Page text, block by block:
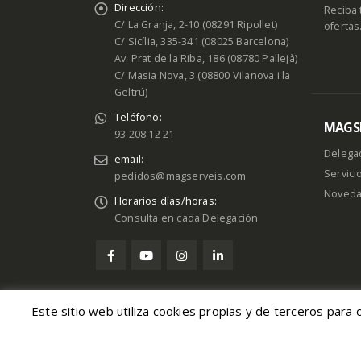
Dirección:
C/ La Granja, 2-10 (08291 Ripollet)
C/ Sicília, 335-341 (08025 Barcelona)
Av. Prat de la Riba, 186 (08780 Pallejà)
C/ Masia Nova, 3 (08800 Vilanova i la
Geltrú)
Teléfono:
93 208 12 21
email:
pedidos@magserveis.com
Horarios días/horas:
Consulta en cada Delegación
Este sitio web utiliza cookies propias y de terceros para